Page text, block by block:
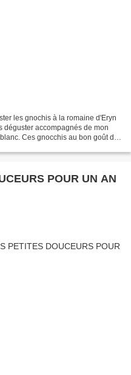
les gnochis à la romaine d'Eryn
déguster accompagnés de mon
Ces gnocchis au bon goût de
POUR UN AN